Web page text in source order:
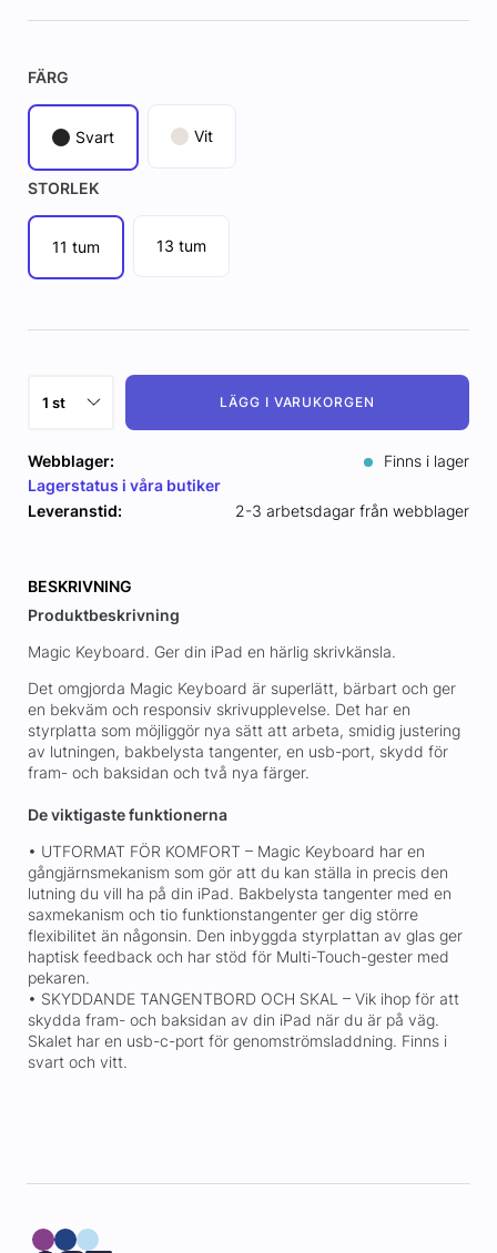
FÄRG
Svart Vit
STORLEK
11 tum 13 tum
LÄGG I VARUKORGEN
Webblager:
Finns i lager
Lagerstatus i våra butiker
Leveranstid:
2-3 arbetsdagar från webblager
BESKRIVNING
Produktbeskrivning
Magic Keyboard. Ger din iPad en härlig skrivkänsla.
Det omgjorda Magic Keyboard är superlätt, bärbart och ger
en bekväm och responsiv skrivupplevelse. Det har en
styrplatta som möjliggör nya sätt att arbeta, smidig justering
av lutningen, bakbelysta tangenter, en usb-port, skydd för
fram- och baksidan och två nya färger.
De viktigaste funktionerna
• UTFORMAT FÖR KOMFORT – Magic Keyboard har en
gångjärnsmekanism som gör att du kan ställa in precis den
lutning du vill ha på din iPad. Bakbelysta tangenter med en
saxmekanism och tio funktionstangenter ger dig större
flexibilitet än någonsin. Den inbyggda styrplattan av glas ger
haptisk feedback och har stöd för Multi-Touch-gester med
pekaren.
• SKYDDANDE TANGENTBORD OCH SKAL – Vik ihop för att
skydda fram- och baksidan av din iPad när du är på väg.
Skalet har en usb-c-port för genomströmsladdning. Finns i
svart och vitt.